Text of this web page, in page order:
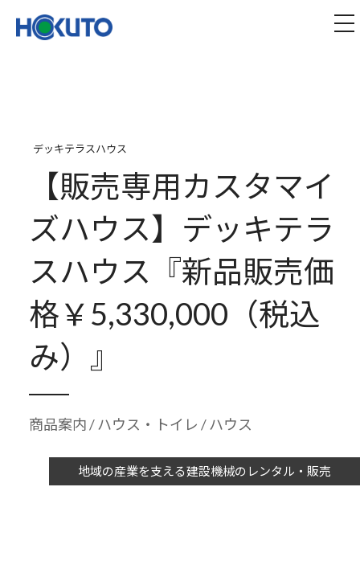
デッキテラスハウス
【販売専用カスタマイ
ズハウス】デッキテラ
スハウス『新品販売価
格￥5,330,000（税込
み）』
商品案内/ハウス・トイレ / ハウス
地域の産業を支える建設機械のレンタル・販売